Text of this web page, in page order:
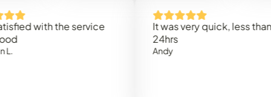
with the service
It was very quick, less than